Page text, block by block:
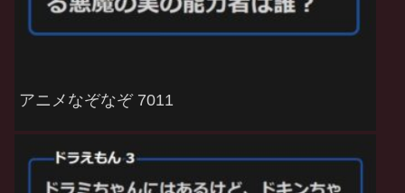
アニメなぞなぞ 7011